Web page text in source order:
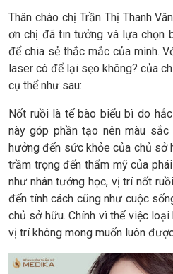
Thân chào chị Trần Thị Thanh
ơn chị đã tin tưởng và lựa chọn
để chia sẻ thắc mắc của mình.
laser có để lại sẹo không? của
cụ thể như sau:
Nốt ruồi là tế bào biểu bì do
này góp phần tạo nên màu
hưởng đến sức khỏe của chủ sở
trầm trọng đến thẩm mỹ của
như nhân tướng học, vị trí nốt
đến tính cách cũng như cuộc
chủ sở hữu. Chính vì thế việc
vị trí không mong muốn luôn